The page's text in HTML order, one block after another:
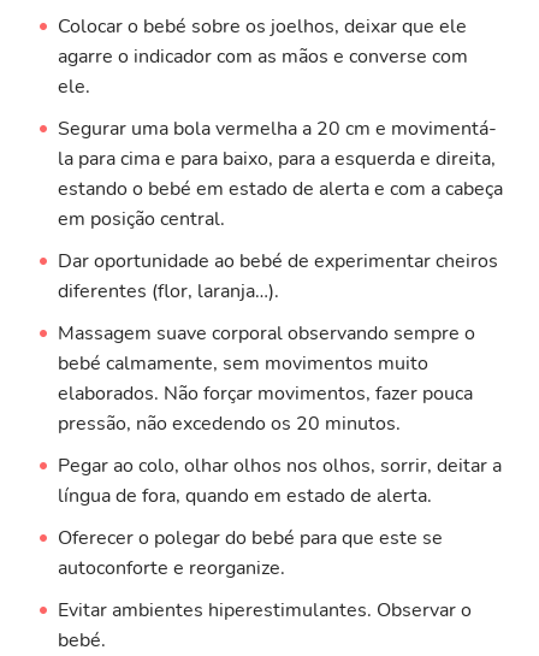
Colocar o bebé sobre os joelhos, deixar que ele
agarre o indicador com as mãos e converse com
ele.
Segurar uma bola vermelha a 20 cm e movimentá-
la para cima e para baixo, para a esquerda e direita,
estando o bebé em estado de alerta e com a cabeça
em posição central.
Dar oportunidade ao bebé de experimentar cheiros
diferentes (flor, laranja…).
Massagem suave corporal observando sempre o
bebé calmamente, sem movimentos muito
elaborados. Não forçar movimentos, fazer pouca
pressão, não excedendo os 20 minutos.
Pegar ao colo, olhar olhos nos olhos, sorrir, deitar a
língua de fora, quando em estado de alerta.
Oferecer o polegar do bebé para que este se
autoconforte e reorganize.
Evitar ambientes hiperestimulantes. Observar o
bebé.